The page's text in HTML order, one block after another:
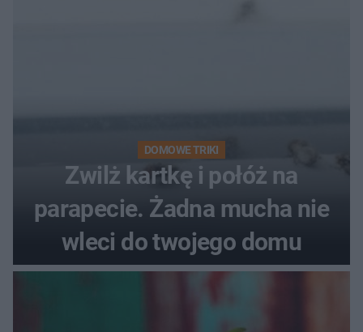
DOMOWE TRIKI
Zwilż kartkę i połóż na
parapecie. Żadna mucha nie
wleci do twojego domu